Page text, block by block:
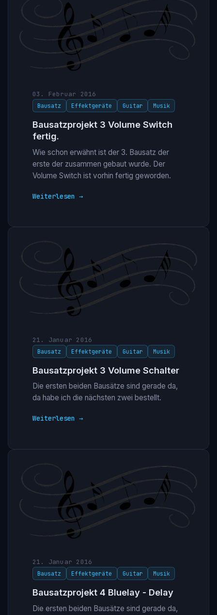
03. Februar 2016
Bausatz Effektgeräte Guitar Musik
Bausatzprojekt 3 Volume Switch
fertig.
Wie schon erwähnt ist der 3. Bausatz der
erste der zusammen gebaut wurde. Der
Volume Switch ist vorhin fertig geworden.
Weiterlesen →
21. Januar 2016
Bausatz Effektgeräte Guitar Musik
Bausatzprojekt 3 Volume Schalter
Die ersten beiden Bausätze sind gerade da,
da habe ich die nächsten zwei bestellt.
Weiterlesen →
21. Januar 2016
Bausatz Effektgeräte Guitar Musik
Bausatzprojekt 4 Bluelay - Delay
Die ersten beiden Bausätze sind gerade da,